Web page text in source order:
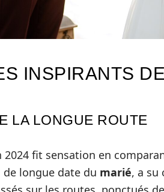
INSPIRANTS
LA LONGUE ROUTE
fit sensation en
de longue date du marié, a su